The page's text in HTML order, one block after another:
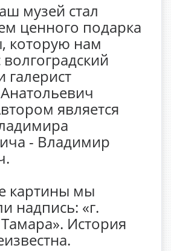
музей стал
ценного подарка
которую нам
галерист
является
- Владимир
картины мы
надпись: «г.
История